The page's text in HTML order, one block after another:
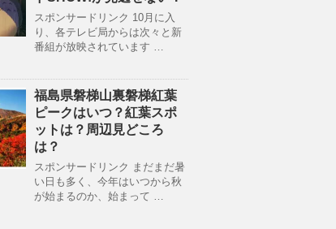
スポンサードリンク 10月に入
り、各テレビ局からは次々と新
番組が放映されています …
福島県磐梯山裏磐梯紅葉
ピークはいつ？紅葉スポ
ットは？周辺見どころ
は？
スポンサードリンク まだまだ暑
い日も多く、今年はいつから秋
が始まるのか、始まって …